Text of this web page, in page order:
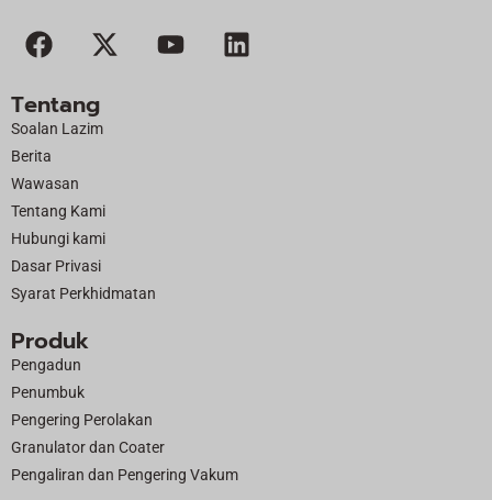
F
a
e
b
o
o
k
X
-
i
t
e
r
Y
o
L
i
Tentang
Soalan Lazim
Berita
Wawasan
Tentang Kami
Hubungi kami
Dasar Privasi
Syarat Perkhidmatan
Produk
Pengadun
Penumbuk
Pengering Perolakan
Granulator dan Coater
Pengaliran dan Pengering Vakum